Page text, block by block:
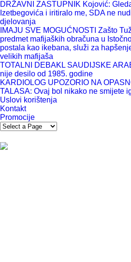
DRŽAVNI ZASTUPNIK Kojović:
Izetbegovića i iritiralo me, SDA ne
djelovanja
IMAJU SVE MOGUĆNOSTI Zašto
predmet mafijaških obračuna u
postala kao ikebana, služi za
velikih mafijaša
TOTALNI DEBAKL SAUDIJSKE
nije desilo od 1985. godine
KARDIOLOG UPOZORIO NA
TALASA: Ovaj bol nikako ne smijete
Uslovi korištenja
Kontakt
Promocije